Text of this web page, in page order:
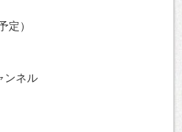
定）
ンネル